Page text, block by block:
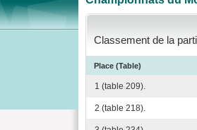
Classement de la
Place (Table)
1 (table 209).
2 (table 218).